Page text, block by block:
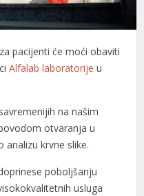
pacijenti će moći obaviti
Alfalab laboratorije u
na našim
otvaranja u
krvne slike.
poboljšanju
usluga